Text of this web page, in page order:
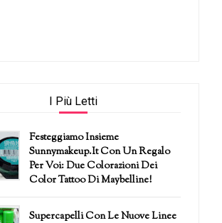
I Più Letti
Festeggiamo Insieme
Sunnymakeup.it Con Un Regalo
Per Voi: Due Colorazioni Dei
Color Tattoo Di Maybelline!
Supercapelli Con Le Nuove Linee